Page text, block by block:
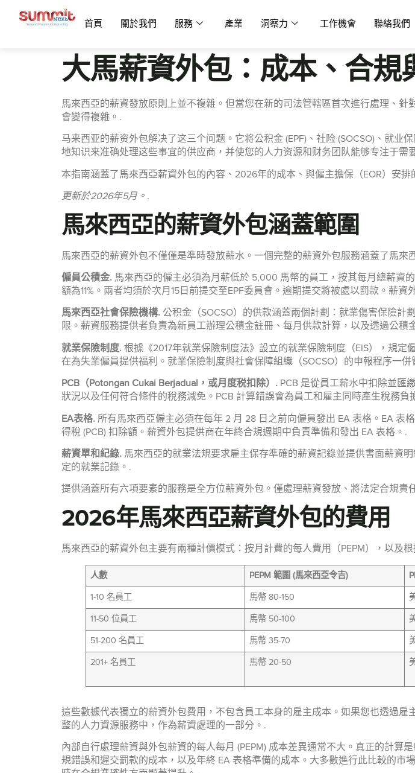
首頁 關於我們 服務 產業 洞察力 工作機會 聯絡我們
大馬薪資外包：成本、合
馬來西亞的薪資發放原則上並不複雜。但當您在新的司法管轄區首次進行處理、
會變得複雜。.
马来西亚的薪资外包解决了这三个问题。它将公积金 (EPF)、社险 (SOCSO)、就业
地知识来准确处理这些事宜的供应商，并使您的人力资源和财务团队能够专注于需
本指南涵蓋了馬來西亞薪資外包的內容、2026年的成本、與僱主擔保（EOR）安
更新於2026年5月。.
馬來西亞的薪資外包涵蓋範圍
馬來西亞的薪資外包不僅僅是準時發放薪水。一個完整的薪資外包服務涵蓋了馬
僱員公積金. 馬來西亞的僱主必須為月薪低於 5,000 馬幣的員工，按其每月總薪資
額為11%。兩者均須於次月15日前提交至EPF委員會。逾期提交將被處以罰款。薪
馬來西亞社會保險機構. 公积金（SOCSO）的供款涵蓋兩個計劃：就業傷害保險
限。薪資服務提供者負責為新員工辦理公積金註冊、每月供款計算，以及透過公積
就業保險制度. 根據《2017年就業保險制度法》設立的就業保險制度（EIS），規
在為失業僱員提供福利。就業保險制度與社會保障組織（SOCSO）的申報程序一
PCB（Potongan Cukai Berjadual，或月度税扣除）. PCB 是從員工薪水中扣除並匯
狀況以及任何符合條件的稅務減免。PCB 計算錯誤會為員工和雇主同時產生稅務
EA表格. 所有馬來西亞僱主必須在每年 2 月 28 日之前向僱員發出 EA 表格。EA 表
得稅 (PCB) 扣除額。薪資外包提供商在年終合規週期中負責準備和發出 EA 表格。.
薪資單和紀錄. 馬來西亞的就業法規要求雇主保存準確的薪資記錄並提供書面薪資
定的就業記錄。.
提供涵蓋所有六項要素的服務是全方位薪資外包。僅處理薪資發放、將法定合規責
2026年馬來西亞薪資外包的費用
馬來西亞的薪資外包主要有兩種計價模式：按月計費的每人費用（PEPM），以及
人數 PEPM 範圍 (馬來西亞令吉)
1-10 名員工 馬幣 80-150
11-50 位員工 馬幣 50-100
51-200 名員工 馬幣 35-70
201+ 名員工 馬幣 20-50
這些數據代表獨立的薪資外包費用，不包含員工本身的雇主成本。如果您也透過
整的人力資源服務中，作為薪資處理的一部分。.
內部自行處理薪資與外包薪資的每人每月 (PEPM) 成本差異通常不大。真正的計
規錯誤和遲交罰款的成本，以及年終 EA 表格準備的成本。大多數進行此比較的